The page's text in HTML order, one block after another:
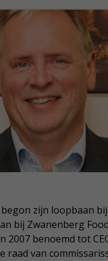
zijn loopbaan bij
bij Zwanenberg
2007 benoemd tot
raad van